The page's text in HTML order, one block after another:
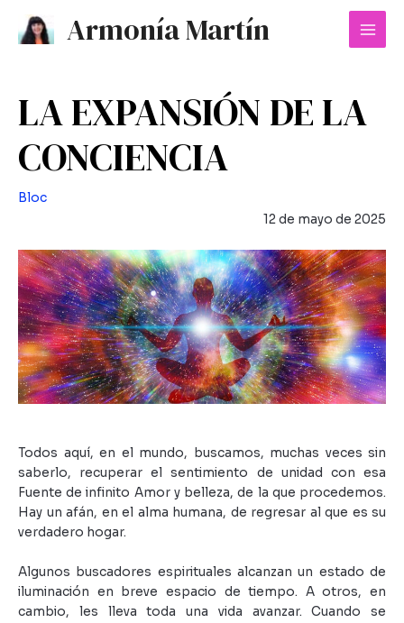
contenido
Armonía Martín
Main
LA EXPANSIÓN DE LA
CONCIENCIA
Bloc
12 de mayo de 2025
Todos aquí, en el mundo, buscamos, muchas veces sin
saberlo, recuperar el sentimiento de unidad con esa
Fuente de infinito Amor y belleza, de la que procedemos.
Hay un afán, en el alma humana, de regresar al que es su
verdadero hogar.
Algunos buscadores espirituales alcanzan un estado de
iluminación en breve espacio de tiempo. A otros, en
cambio, les lleva toda una vida avanzar. Cuando se